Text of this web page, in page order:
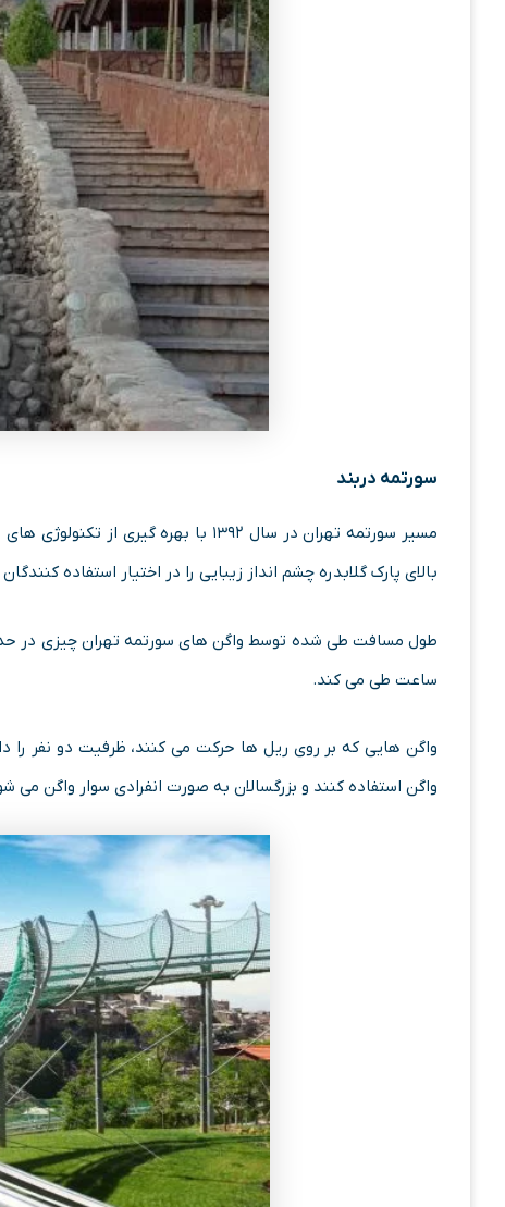
سورتمه دربند
مسیر سورتمه تهران در سال ۱۳۹۲ با بهره
بالای پارک گلابدره چشم انداز زیبایی را در اختیار استفاده
ساعت طی می کند.
واگن استفاده کنند و بزرگسالان به صورت انفرادی سوار واگن می